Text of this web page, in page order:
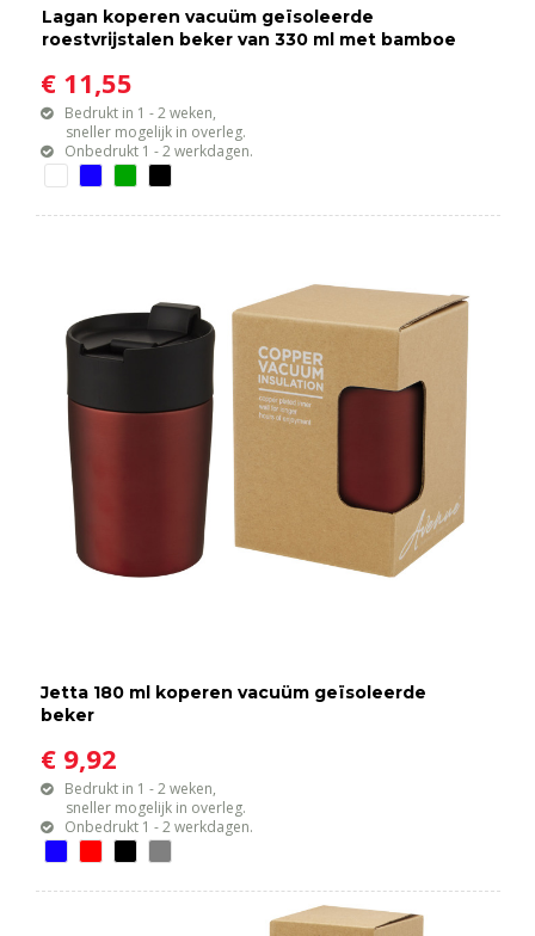
Lagan koperen vacuüm geïsoleerde
roestvrijstalen beker van 330 ml met bamboe
€ 11,55
Bedrukt in 1 - 2 weken,
sneller mogelijk in overleg.
Onbedrukt 1 - 2 werkdagen.
Jetta 180 ml koperen vacuüm geïsoleerde
beker
€ 9,92
Bedrukt in 1 - 2 weken,
sneller mogelijk in overleg.
Onbedrukt 1 - 2 werkdagen.